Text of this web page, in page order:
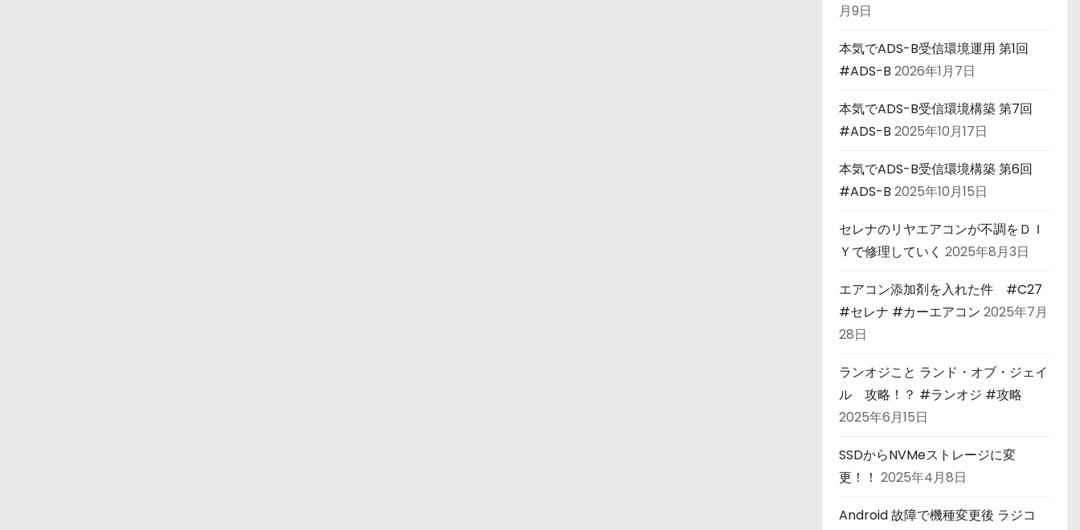
月9日
本気でADS-B受信環境運用 第1回
#ADS-B 2026年1月7日
本気でADS-B受信環境構築 第7回
#ADS-B 2025年10月17日
本気でADS-B受信環境構築 第6回
#ADS-B 2025年10月15日
セレナのリヤエアコンが不調をＤＩ
Ｙで修理していく 2025年8月3日
エアコン添加剤を入れた件 #C27
#セレナ #カーエアコン 2025年7月
28日
ランオジこと ランド・オブ・ジェイ
ル 攻略！？ #ランオジ #攻略
2025年6月15日
SSDからNVMeストレージに変
更！！ 2025年4月8日
Android 故障で機種変更後 ラジコ